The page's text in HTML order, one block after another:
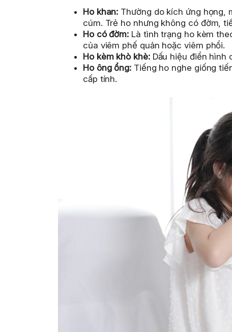
Ho khan: Thường do kích ứng họng,
cúm. Trẻ ho nhưng không có đờm,
Ho có đờm: Là tình trạng ho kèm
của viêm phế quản hoặc viêm phổi.
Ho kèm khò khè:Dấu hiệu điển hình
Ho ông ổng: Tiếng ho nghe giống
cấp tính.